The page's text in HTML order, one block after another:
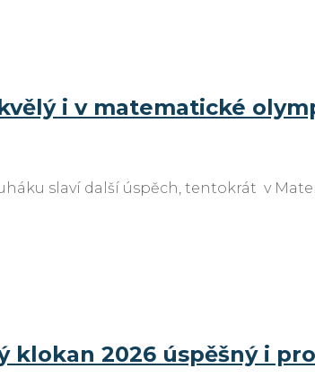
i v matematické
slaví další úspěch, tentokrát v
klokan 2026 úspěšný i pro